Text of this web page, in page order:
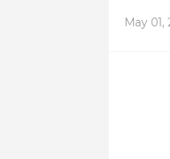
May 01,